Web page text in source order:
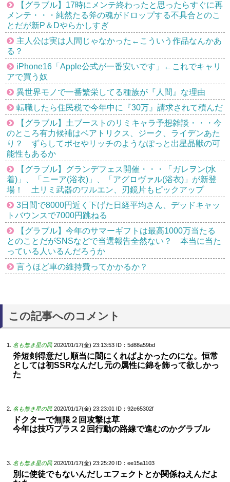
【グラブル】17時にメンテ終わったと思ったらすぐに再
メンテ・・・純然たる斧の魂がドロップする不具合とのこ
とだが新P＆Dやらかしすぎ
主人公は実は人間じゃなかった←こういう作品なんかあ
る？
iPhone16「Apple公式が一番安いです」←これでキャリ
アで買う奴
異世界モノで一番繁栄してる種族が『人間』な理由
転職したら住民税で今年中に『30万』請求されて積んだ
【グラブル】土ブーストのリミキャラ予想雑談・・・今
のところ有力候補はベアトリクス、ジーク、ライデンあた
り？ ずらしてポセやリッチのようなぽっと出星晶獣の可
能性もあるか
【グラブル】グランデフェス開催・・・「ガレヲン(水
着)」、「ニーア(浴衣)」、「アグロヴァル(浴衣)」が新登
場！ 土リミ武器のワルエン、刃鏡片もピックアップ
3日間で8000円近く下げた日経平均さん、デッドキャッ
トバウンスで7000円跳ねる
【グラブル】今年のサマーギフトは最高1000万当たる
とのことだがSNSなどで当選報告全然ない？ 本当に当た
っている人いるんだろうか
言うほど車の維持費ってかかるか？
この記事へのコメント
名も無き星の民 2020/01/17(金) 23:13:53 ID：5d88a59bd
斧短剣得意だし順当に闇にくればよかったのにな。恒常
としては初SSRなんだし元の属性に錦を飾って欲しかっ
た
名も無き星の民 2020/01/17(金) 23:23:01 ID：92e65302f
ドクターで無限２回攻撃は草
今年は技巧プラス２回行動の路線で進むのかグラブル
名も無き星の民 2020/01/17(金) 23:25:20 ID：ee15a1103
別に使徒でもないんだしエフェクトとか関係ねえんだよ